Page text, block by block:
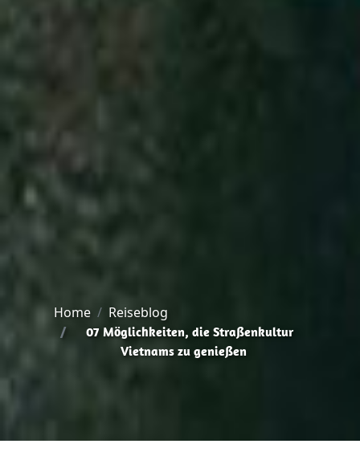
Home Reiseblog
07 Möglichkeiten, die Straßenkultur
Vietnams zu genießen